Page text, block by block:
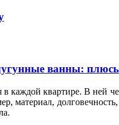
ванны:
в каждой квартире. В ней
материал,